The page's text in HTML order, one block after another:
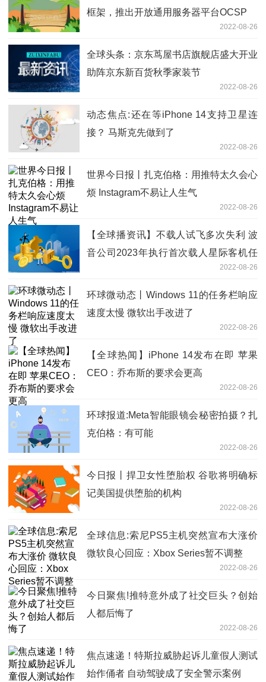
框架，推出开放通用服务器平台OCSP
2022-08-26
全球头条：京东茑屋书店旗舰店盛大开业
助阵京东新百货秋季家装节
2022-08-26
动态焦点:还在等iPhone 14支持卫星连
接？ 马斯克先做到了
2022-08-26
世界今日报丨扎克伯格：用推特太久会心
烦 Instagram不易让人生气
2022-08-26
【全球播资讯】不载人试飞多次失利 波
音公司2023年执行首次载人星际客机任
2022-08-26
环球微动态丨Windows 11的任务栏响应
速度太慢 微软出手改进了
2022-08-26
【全球热闻】iPhone 14发布在即 苹果
CEO：乔布斯的要求会更高
2022-08-26
环球报道:Meta智能眼镜会秘密拍摄？扎
克伯格：有可能
2022-08-26
今日报丨捍卫女性堕胎权 谷歌将明确标
记美国提供堕胎的机构
2022-08-26
全球信息:索尼PS5主机突然宣布大涨价
微软良心回应：Xbox Series暂不调整
2022-08-26
今日聚焦!推特意外成了社交巨头？创始
人都后悔了
2022-08-26
焦点速递！特斯拉威胁起诉儿童假人测试
始作俑者 自动驾驶成了安全警示案例